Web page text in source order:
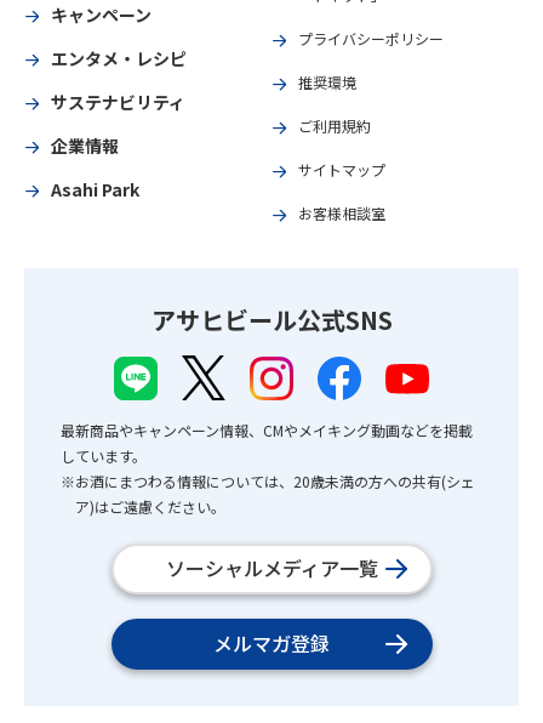
キャンペーン
エンタメ・レシピ
サステナビリティ
企業情報
Asahi Park
プライバシーポリシー
推奨環境
ご利用規約
サイトマップ
お客様相談室
アサヒビール公式SNS
最新商品やキャンペーン情報、CMやメイキング動画などを掲載
しています。
※お酒にまつわる情報については、20歳未満の方への共有(シェ
ア)はご遠慮ください。
ソーシャルメディア一覧
メルマガ登録